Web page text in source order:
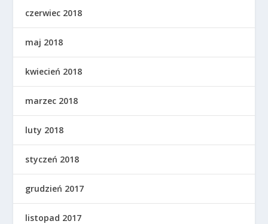
czerwiec 2018
maj 2018
kwiecień 2018
marzec 2018
luty 2018
styczeń 2018
grudzień 2017
listopad 2017